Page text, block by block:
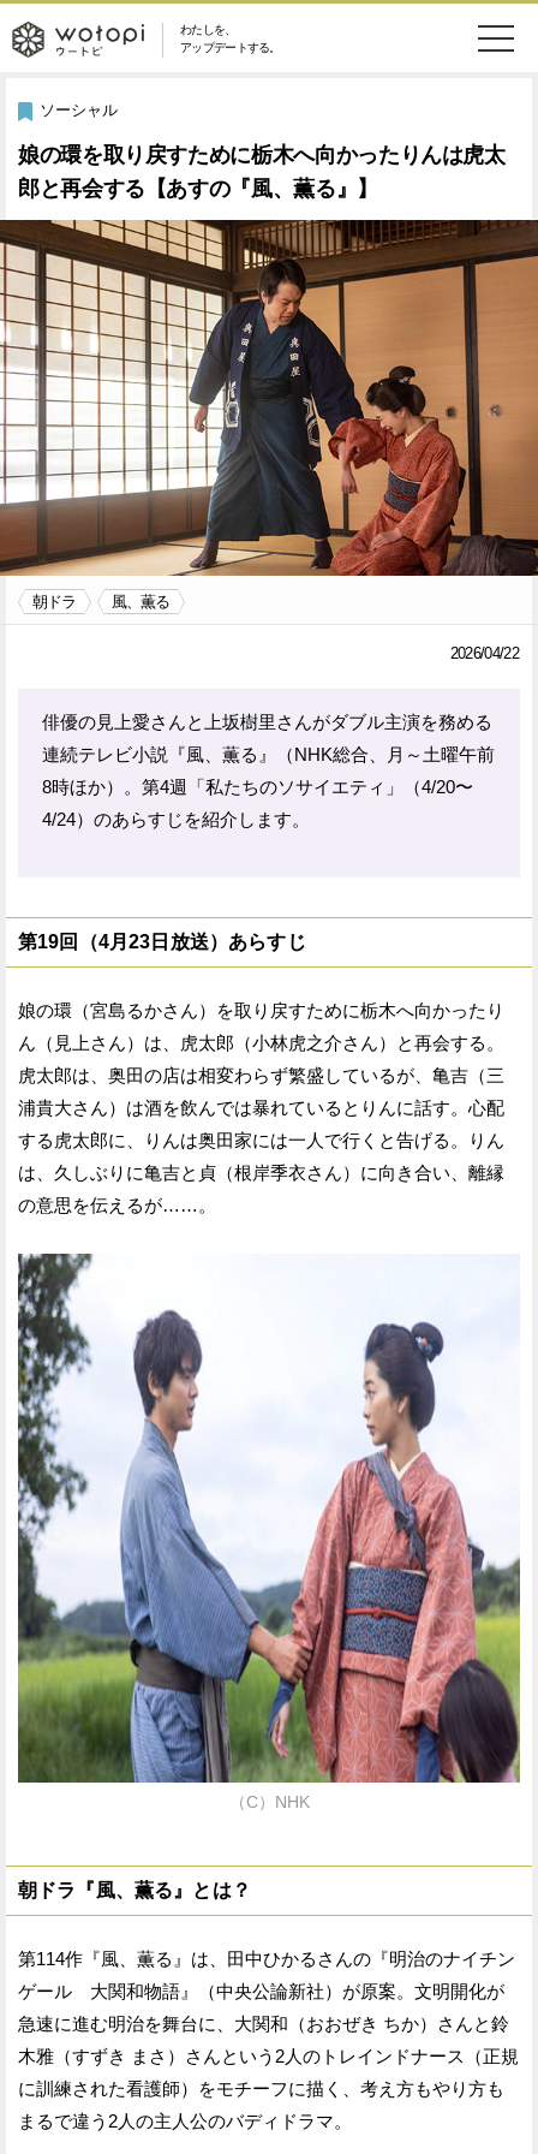
わたしを、
アップデートする。
wotopi
-
ウ
ー
ト
ピ
メ
ニ
ュ
ー
恋愛・結婚
美容・コスメ 妊娠・出産
健康 ワークスタイル
ライフスタイル ファッション
ソーシャル
アイテム
ウートピとは？
Facebook
ェ
ア
ェ
ア
ソーシャル
娘の環を取り戻すために栃木へ向かったりんは虎太
郎と再会する【あすの『風、薫る』】
朝ドラ 風、薫る
2026/04/22
俳優の見上愛さんと上坂樹里さんがダブル主演を務める
連続テレビ小説『風、薫る』（NHK総合、月～土曜午前
8時ほか）。第4週「私たちのソサイエティ」（4/20〜
4/24）のあらすじを紹介します。
第19回（4月23日放送）あらすじ
娘の環（宮島るかさん）を取り戻すために栃木へ向かったり
ん（見上さん）は、虎太郎（小林虎之介さん）と再会する。
虎太郎は、奥田の店は相変わらず繁盛しているが、亀吉（三
浦貴大さん）は酒を飲んでは暴れているとりんに話す。心配
する虎太郎に、りんは奥田家には一人で行くと告げる。りん
は、久しぶりに亀吉と貞（根岸季衣さん）に向き合い、離縁
の意思を伝えるが……。
（C）NHK
朝ドラ『風、薫る』とは？
第114作『風、薫る』は、田中ひかるさんの『明治のナイチン
ゲール 大関和物語』（中央公論新社）が原案。文明開化が
急速に進む明治を舞台に、大関和（おおぜき ちか）さんと鈴
木雅（すずき まさ）さんという2人のトレインドナース（正規
に訓練された看護師）をモチーフに描く、考え方もやり方も
まるで違う2人の主人公のバディドラマ。